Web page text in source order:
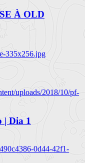
À OLD
335x256.jpg
uploads/2018/10/pf-
| Dia 1
0d44-42f1-